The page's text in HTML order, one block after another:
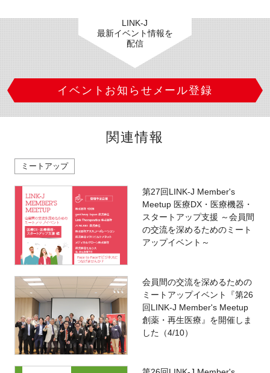
LINK-J
最新イベント情報を
配信
イベントお知らせメール登録
関連情報
ミートアップ
第27回LINK-J Member's
Meetup 医療DX・医療機器・
スタートアップ支援 ～会員間
の交流を深めるためのミート
アップイベント～
会員間の交流を深めるための
ミートアップイベント『第26
回LINK-J Member's Meetup
創薬・再生医療』を開催しま
した（4/10）